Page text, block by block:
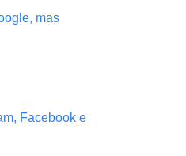
mas
Facebook e